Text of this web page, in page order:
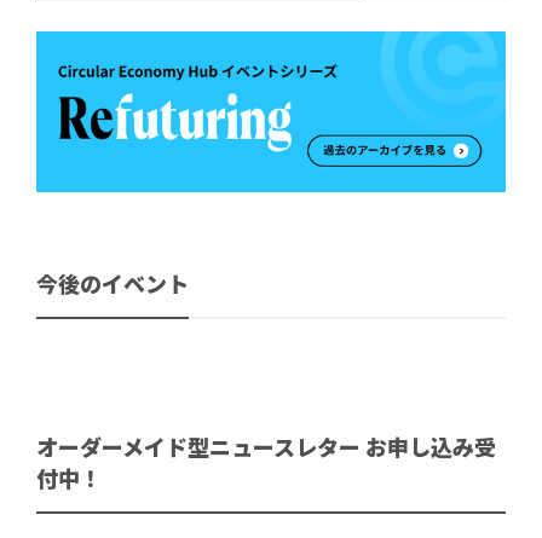
今後のイベント
オーダーメイド型ニュースレター お申し込み受
付中！